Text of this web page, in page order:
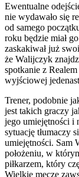
Ewentualne
nie wydawało się
od samego
roku będzie miał
zaskakiwał już
że Walijczyk
spotkanie z
wyjściowej
Trener, podobnie
jest takich graczy
jego umiejętności i
sytuację tłumaczy
umiejętności. Sam
położeniu, w
piłkarzem, który
Wielkie mecze